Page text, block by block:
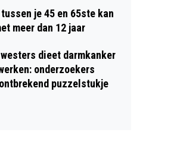
je 45 en 65ste kan
meer dan 12 jaar
dieet darmkanker
onderzoekers
puzzelstukje